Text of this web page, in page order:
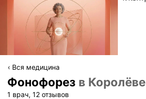
Вся медицина
Фонофорез в Королёве
1 врач, 12 отзывов